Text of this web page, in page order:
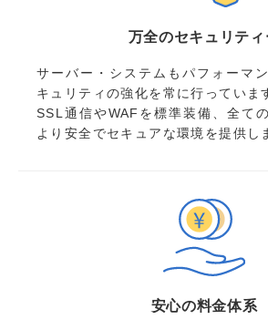
万全のセキュリティ
サーバー・システムもパフォーマ
キュリティの強化を常に行っていま
SSL通信やWAFを標準装備、全て
より安全でセキュアな環境を提供し
安心の料金体系